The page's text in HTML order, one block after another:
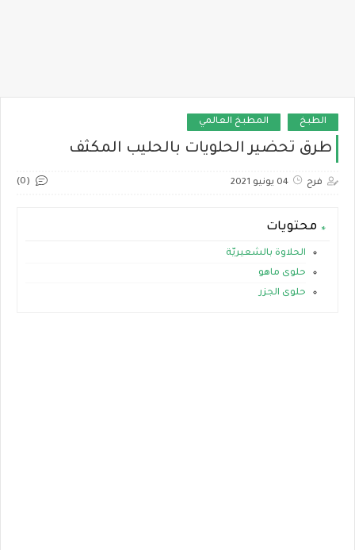
الطبخ المطبخ العالمي
طرق تحضير الحلويات بالحليب المكثف
فرح 04 يونيو 2021 (0)
محتويات
الحلاوة بالشعيريّة
حلوى ماهو
حلوى الجزر